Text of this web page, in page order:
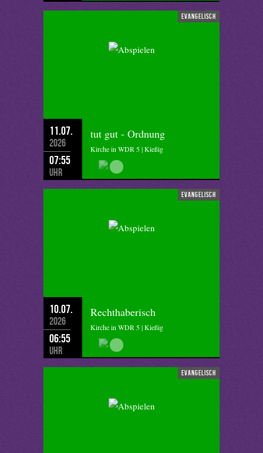
evangelisch
11.07.
2026
07:55
Uhr
tut gut - Ordnung
Kirche in WDR 5 | Kießig
evangelisch
10.07.
2026
06:55
Uhr
Rechthaberisch
Kirche in WDR 5 | Kießig
evangelisch